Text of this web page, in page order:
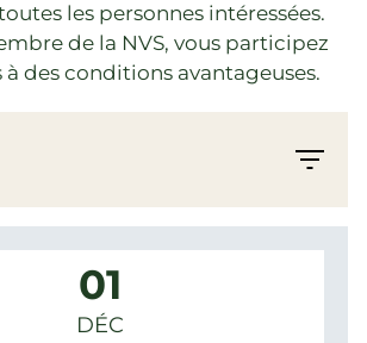
recherche
les personnes intéressées.
de la NVS, vous participez
à des conditions avantageuses.
01
DÉC